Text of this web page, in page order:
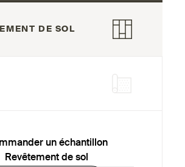
DE SOL
un échantillon
Revêtement de sol